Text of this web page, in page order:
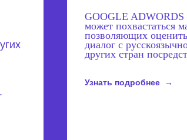
GOOGLE ADWORDS
может похвастаться
позволяющих
диалог с
других стран
Узнать подробнее